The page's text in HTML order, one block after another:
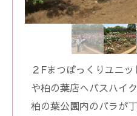
２Fまつぼっくりユニ
や柏の葉店へバスハイ
柏の葉公園内のバラが